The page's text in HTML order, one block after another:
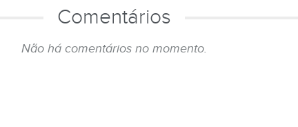
Comentários
Não há comentários no momento.